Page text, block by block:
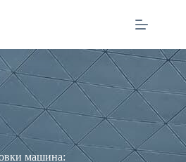
машина: